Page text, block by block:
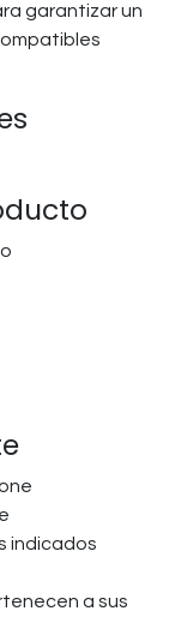
garantizar un
indicados
a sus